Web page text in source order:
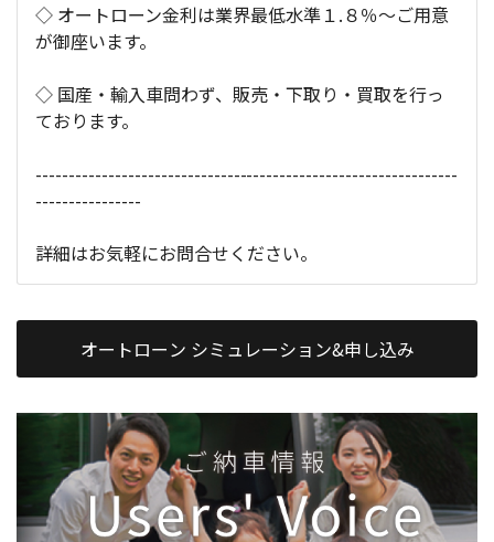
◇ オートローン金利は業界最低水準１.８％～ご用意
が御座います。
◇ 国産・輸入車問わず、販売・下取り・買取を行っ
ております。
----------------------------------------------------------------
----------------
詳細はお気軽にお問合せください。
オートローン シミュレーション&申し込み